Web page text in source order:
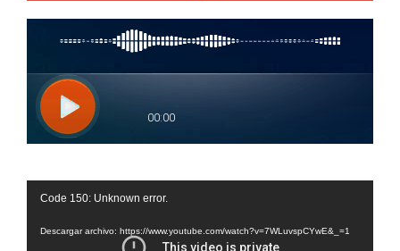
Reproductor
vídeo
Code 150: Unknown error.
Descargar archivo: https://www.youtube.com/watch?v=7WLuvspCYwE&_=1